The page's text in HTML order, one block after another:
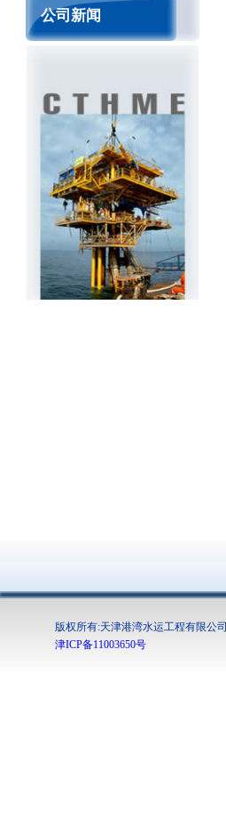
公司新闻
版权所有:天津港湾水运工程有限公司
津ICP备11003650号